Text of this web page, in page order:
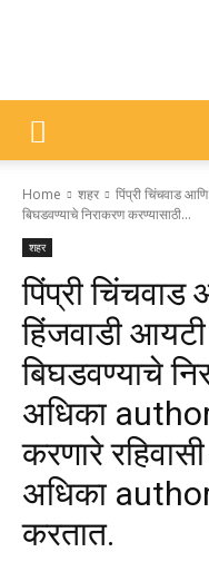
Home शहर
पिंप्री चिंचवाड
बिघडवण्याचे निराकरण करण्यासाठी...
शहर
पिंप्री
हिंजवाडी आयटी
बिघडवण्याचे
अधिका
करणारे
अधिका
करतात.